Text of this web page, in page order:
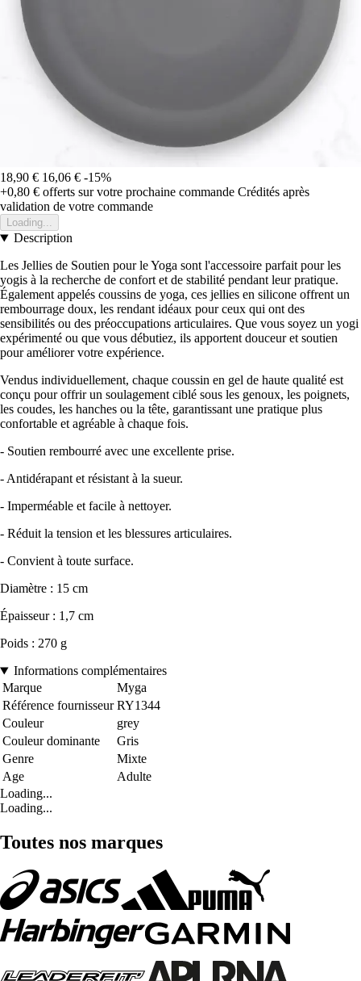
18,90 € 16,06 € -15%
+0,80 € offerts sur votre prochaine commande Crédités après
validation de votre commande
Loading...
Description
Les Jellies de Soutien pour le Yoga sont l'accessoire parfait pour les
yogis à la recherche de confort et de stabilité pendant leur pratique.
Également appelés coussins de yoga, ces jellies en silicone offrent un
rembourrage doux, les rendant idéaux pour ceux qui ont des
sensibilités ou des préoccupations articulaires. Que vous soyez un yogi
expérimenté ou que vous débutiez, ils apportent douceur et soutien
pour améliorer votre expérience.
Vendus individuellement, chaque coussin en gel de haute qualité est
conçu pour offrir un soulagement ciblé sous les genoux, les poignets,
les coudes, les hanches ou la tête, garantissant une pratique plus
confortable et agréable à chaque fois.
- Soutien rembourré avec une excellente prise.
- Antidérapant et résistant à la sueur.
- Imperméable et facile à nettoyer.
- Réduit la tension et les blessures articulaires.
- Convient à toute surface.
Diamètre : 15 cm
Épaisseur : 1,7 cm
Poids : 270 g
Informations complémentaires
Marque
Myga
Référence fournisseur RY1344
Couleur
grey
Couleur dominante
Gris
Genre
Mixte
Age
Adulte
Loading...
Loading...
Toutes nos marques